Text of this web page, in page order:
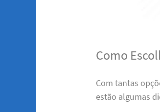
Como
Com tantas
estão algumas